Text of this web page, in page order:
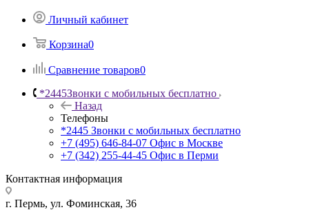
Личный кабинет
Корзина0
Сравнение товаров0
*2445Звонки с мобильных бесплатно
Назад
Телефоны
*2445 Звонки с мобильных бесплатно
+7 (495) 646-84-07 Офис в Москве
+7 (342) 255-44-45 Офис в Перми
Контактная информация
г. Пермь, ул. Фоминская, 36